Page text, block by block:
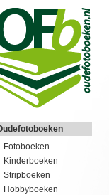
Fotoboeken
Kinderboeken
Stripboeken
Hobbyboeken